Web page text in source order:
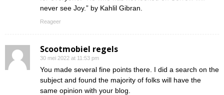
never see Joy.” by Kahlil Gibran.
Reageer
Scootmobiel regels
30 mei 2022 at 11:53 pm
You made several fine points there. I did a search on the
subject and found the majority of folks will have the
same opinion with your blog.